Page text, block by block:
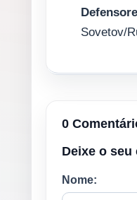
Sovetov/
0
Deixe o
Nome: